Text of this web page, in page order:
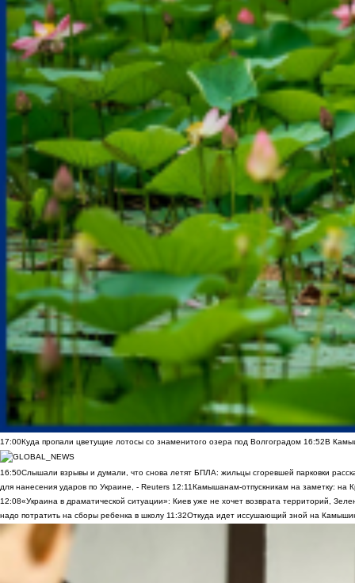
17:00Куда пропали цветущие лотосы со знаменитого озера под Волгоградом 16:52В
16:50Слышали взрывы и думали, что снова летят БПЛА: жильцы сгоревшей парковки
для нанесения ударов по Украине, - Reuters 12:11Камышанам-отпускникам на заметку: на
12:08«Украина в драматической ситуации»: Киев уже не хочет возврата территорий,
надо потратить на сборы ребенка в школу 11:32Откуда идет иссушающий зной на